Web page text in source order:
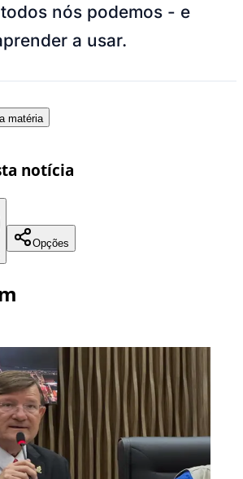
nós podemos - e
a usar.
matéria
notícia
Opções